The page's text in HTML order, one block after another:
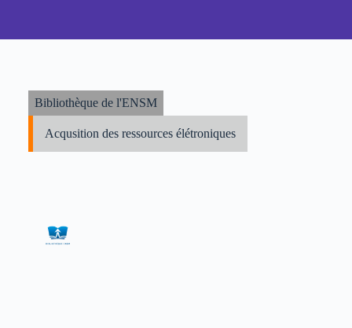
Bibliothèque de l'ENSM
Acqusition des ressources élétroniques